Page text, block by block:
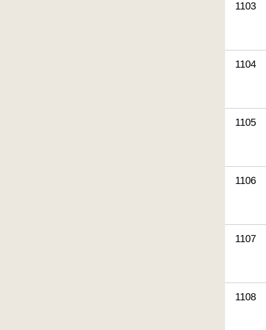
1103
1104
1105
1106
1107
1108